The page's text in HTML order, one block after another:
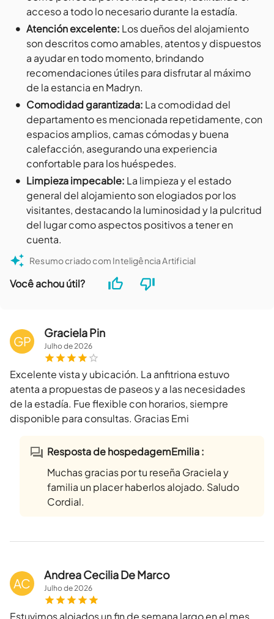
acceso a todo lo necesario durante la estadía.
• Atención excelente: Los dueños del alojamiento
son descritos como amables, atentos y dispuestos
a ayudar en todo momento, brindando
recomendaciones útiles para disfrutar al máximo
de la estancia en Madryn.
• Comodidad garantizada: La comodidad del
departamento es mencionada repetidamente, con
espacios amplios, camas cómodas y buena
calefacción, asegurando una experiencia
confortable para los huéspedes.
• Limpieza impecable: La limpieza y el estado
general del alojamiento son elogiados por los
visitantes, destacando la luminosidad y la pulcritud
del lugar como aspectos positivos a tener en
cuenta.
Resumo criado com Inteligência Artificial
Você achou útil?
GP
Graciela Pin
Julhode2026
Excelente vista y ubicación. La anfitriona estuvo
atenta a propuestas de paseos y a las necesidades
de la estadía. Fue flexible con horarios, siempre
disponible para consultas. Gracias Emi
Resposta de hospedagemEmilia :
Muchas gracias por tu reseña Graciela y
familia un placer haberlos alojado. Saludo
Cordial.
AC
Andrea Cecilia De Marco
Julhode2026
Estuvimos alojados un fin de semana largo en el mes